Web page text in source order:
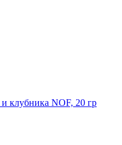
клубника NOF, 20 гр